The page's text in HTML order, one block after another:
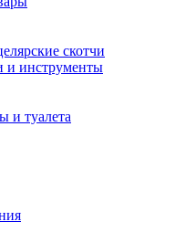
скотчи
и инструменты
и туалета